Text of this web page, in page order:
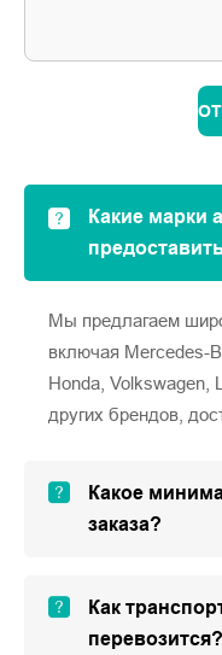
Какие марки
Мы предлагаем
включая Mercedes-
Honda, Volkswagen,
других брендов,
Какое
заказа?
Как
перевозится?